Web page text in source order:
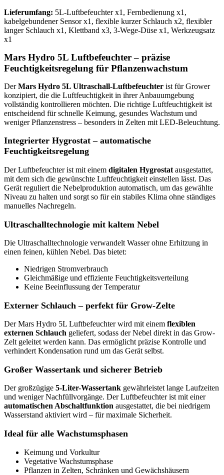
Lieferumfang: 5L-Luftbefeuchter x1, Fernbedienung x1,
kabelgebundener Sensor x1, flexible kurzer Schlauch x2, flexibler
langer Schlauch x1, Klettband x3, 3-Wege-Düse x1, Werkzeugsatz
x1
Mars Hydro 5L Luftbefeuchter – präzise
Feuchtigkeitsregelung für Pflanzenwachstum
DerMars Hydro 5L Ultraschall-Luftbefeuchter ist für Grower
konzipiert, die die Luftfeuchtigkeit in ihrer Anbauumgebung
vollständig kontrollieren möchten. Die richtige Luftfeuchtigkeit ist
entscheidend für schnelle Keimung, gesundes Wachstum und
weniger Pflanzenstress – besonders in Zelten mit LED-Beleuchtung.
Integrierter Hygrostat – automatische
Feuchtigkeitsregelung
Der Luftbefeuchter ist mit einem digitalen Hygrostat ausgestattet,
mit dem sich die gewünschte Luftfeuchtigkeit einstellen lässt. Das
Gerät reguliert die Nebelproduktion automatisch, um das gewählte
Niveau zu halten und sorgt so für ein stabiles Klima ohne ständiges
manuelles Nachregeln.
Ultraschalltechnologie mit kaltem Nebel
Die Ultraschalltechnologie verwandelt Wasser ohne Erhitzung in
einen feinen, kühlen Nebel. Das bietet:
Niedrigen Stromverbrauch
Gleichmäßige und effiziente Feuchtigkeitsverteilung
Keine Beeinflussung der Temperatur
Externer Schlauch – perfekt für Grow-Zelte
Der Mars Hydro 5L Luftbefeuchter wird mit einem flexiblen
externen Schlauch geliefert, sodass der Nebel direkt in das Grow-
Zelt geleitet werden kann. Das ermöglicht präzise Kontrolle und
verhindert Kondensation rund um das Gerät selbst.
Großer Wassertank und sicherer Betrieb
Der großzügige 5-Liter-Wassertank gewährleistet lange Laufzeiten
und weniger Nachfüllvorgänge. Der Luftbefeuchter ist mit einer
automatischen Abschaltfunktion ausgestattet, die bei niedrigem
Wasserstand aktiviert wird – für maximale Sicherheit.
Ideal für alle Wachstumsphasen
Keimung und Vorkultur
Vegetative Wachstumsphase
Pflanzen in Zelten, Schränken und Gewächshäusern